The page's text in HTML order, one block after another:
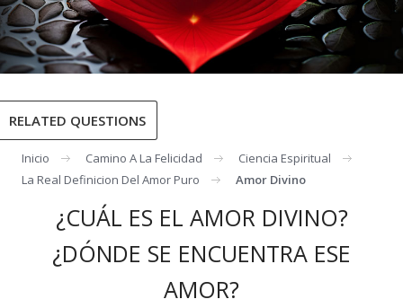
RELATED QUESTIONS
Inicio Camino A La Felicidad
Ciencia Espiritual
La Real Definicion Del Amor Puro
Amor Divino
¿CUÁL ES EL AMOR DIVINO?
¿DÓNDE SE ENCUENTRA ESE
AMOR?